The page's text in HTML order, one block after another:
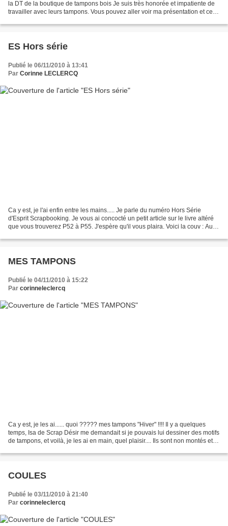
la DT de la boutique de tampons bois Je suis très honorée et impatiente de
travailler avec leurs tampons. Vous pouvez aller voir ma présentation et celle
ES Hors série
Publié le 06/11/2010 à 13:41
Par Corinne LECLERCQ
Ca y est, je l'ai enfin entre les mains..... Je parle du numéro Hors Série
d'Esprit Scrapbooking. Je vous ai concocté un petit article sur le livre altéré
que vous trouverez P52 à P55. J'espère qu'il vous plaira. Voici la couv : Autre
MES TAMPONS
Publié le 04/11/2010 à 15:22
Par corinneleclercq
Ca y est, je les ai...... quoi ????? mes tampons "Hiver" !!!! Il y a quelques
temps, Isa de Scrap Désir me demandait si je pouvais lui dessiner des motifs
de tampons, et voilà, je les ai en main, quel plaisir.... Ils sont non montés et
COULES
Publié le 03/11/2010 à 21:40
Par corinneleclercq